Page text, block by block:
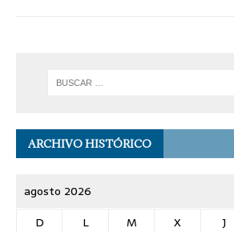
ARCHIVO HISTÓRICO
agosto 2026
D
L M X J